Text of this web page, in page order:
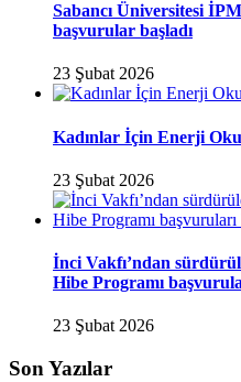
Sabancı Üniversitesi
başvurular başladı
23 Şubat 2026
Kadınlar İçin Enerji
23 Şubat 2026
İnci Vakfı’ndan
Hibe Programı
23 Şubat 2026
Son Yazılar